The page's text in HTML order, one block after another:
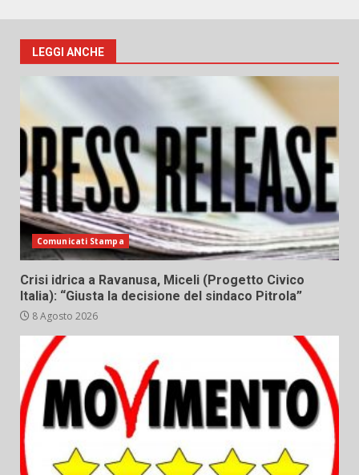
LEGGI ANCHE
Comunicati Stampa
Crisi idrica a Ravanusa, Miceli (Progetto Civico
Italia): “Giusta la decisione del sindaco Pitrola”
8 Agosto 2026